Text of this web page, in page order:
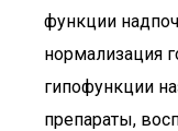
функции
нормализация
гипофункции
препараты,